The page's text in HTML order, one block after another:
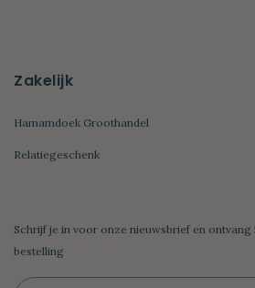
Zakelijk
Hamamdoek Groothandel
Relatiegeschenk
Schrijf je in voor onze nieuwsbrief en ontvang
bestelling